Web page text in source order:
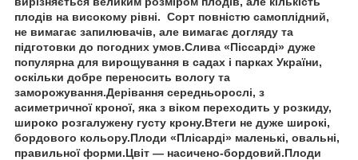
плодів на високому рівні. Сорт повністю самоплідний,
не вимагає запилювачів, але вимагає догляду та
підготовки до погодних умов.Слива «Піссарді» дуже
популярна для вирощування в садах і парках України,
оскільки добре переносить вологу та
заморожування.Дерівання середньорослі, з
асиметричної кроної, яка з віком переходить у розкиду,
широко розгалужену густу крону.Втеги не дуже широкі,
бордового кольору.Плоди «Плісарді» маленькі, овальні,
правильної форми.Цвіт — насичено-бордовий.Плоди